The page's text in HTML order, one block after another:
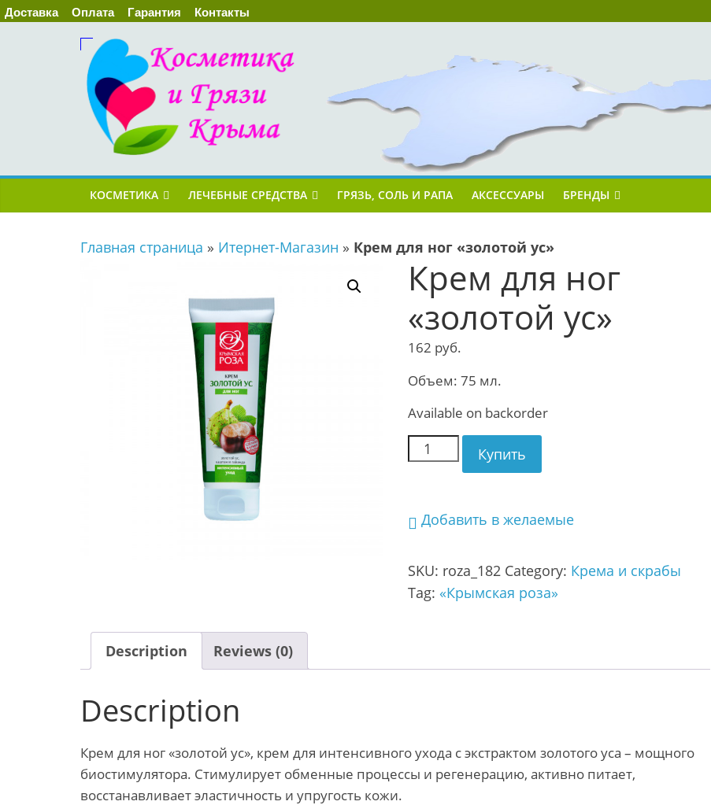
Доставка Оплата Гарантия Контакты
КОСМЕТИКА ЛЕЧЕБНЫЕ СРЕДСТВА ГРЯЗЬ, СОЛЬ И РАПА АКСЕССУАРЫ БРЕНДЫ
Главная страница » Итернет-Магазин » Крем для ног «золотой ус»
Крем для ног
«золотой ус»
162 руб.
Объем: 75 мл.
Available on backorder
Купить
Добавить в желаемые
SKU: roza_182 Category: Крема и скрабы
Tag: «Крымская роза»
Description Reviews (0)
Description
Крем для ног «золотой ус», крем для интенсивного ухода с экстрактом золотого уса – мощного
биостимулятора. Стимулирует обменные процессы и регенерацию, активно питает,
восстанавливает эластичность и упругость кожи.